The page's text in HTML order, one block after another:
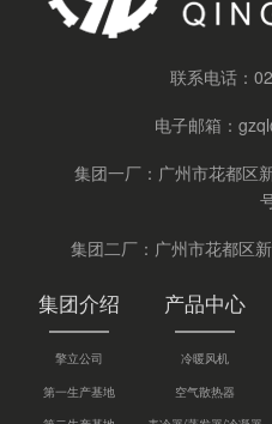
联系电话：
电子邮箱：
集团一厂：广州市花都区
集团二厂：广州市花都区
集团介绍
擎立公司
第一生产基地
产品中心
冷暖风机
空气散热器